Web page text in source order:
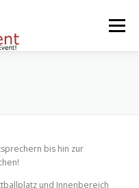
Menü
bis hin zur